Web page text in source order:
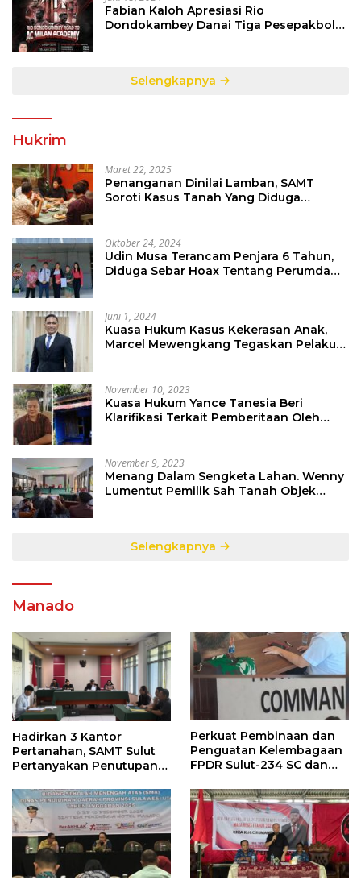
Fabian Kaloh Apresiasi Rio
Dondokambey Danai Tiga Pesepakbola
Selengkapnya
Hukrim
Maret 22, 2025
Penanganan Dinilai Lamban, SAMT
Soroti Kasus Tanah Yang Diduga
Oktober 24, 2024
Udin Musa Terancam Penjara 6 Tahun,
Diduga Sebar Hoax Tentang Perumda
Juni 1, 2024
Kuasa Hukum Kasus Kekerasan Anak,
Marcel Mewengkang Tegaskan Pelaku
November 10, 2023
Kuasa Hukum Yance Tanesia Beri
Klarifikasi Terkait Pemberitaan Oleh
November 9, 2023
Menang Dalam Sengketa Lahan. Wenny
Lumentut Pemilik Sah Tanah Objek
Selengkapnya
Manado
Hadirkan 3 Kantor
Pertanahan, SAMT Sulut
Pertanyakan Penutupan
Anggaran Negara
Perkuat Pembinaan dan
Penguatan Kelembagaan
FPDR Sulut-234 SC dan